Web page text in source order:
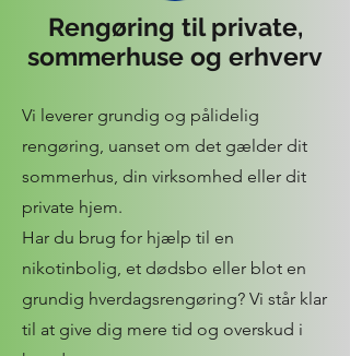
Rengøring til private,
sommerhuse og erhverv
Vi leverer grundig og pålidelig
rengøring, uanset om det gælder dit
sommerhus, din virksomhed eller dit
private hjem.
Har du brug for hjælp til en
nikotinbolig, et dødsbo eller blot en
grundig hverdagsrengøring? Vi står klar
til at give dig mere tid og overskud i